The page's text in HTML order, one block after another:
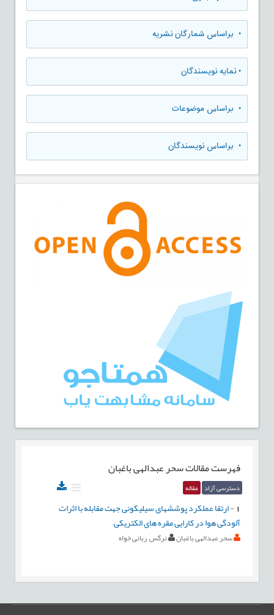
• براساس شمارگان نشریه
•نمایه نویسندگان
• براساس موضوعات
• براساس نویسندگان
فهرست مقالاتسحر عبدالهی باغبان
دسترسی آزاد مقاله
-ارتقا عملکرد پوششهای سیلیکونی جهت مقابله با اثرات
آلودگی هوا در کارایی مقره های الکتریکی
سحر عبدالهی باغبان نرگس ربانی خواه